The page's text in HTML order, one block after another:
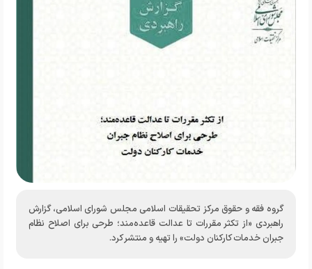
گروه فقه و حقوق مرکز تحقیقات اسلامی مجلس شورای اسلامی، گزارش
راهبردی «از تکثر مقررات تا عدالت قاعده‌مند؛ طرحی برای اصلاح نظام
جبران خدمات کارکنان دولت» را تهیه و منتشر کرد.